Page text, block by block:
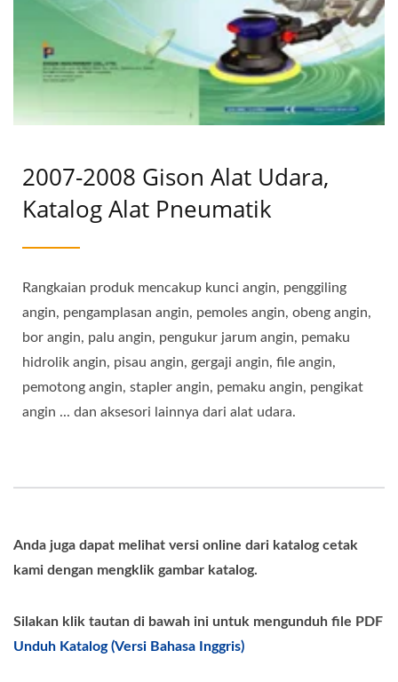
2007-2008 Gison Alat Udara,
Katalog Alat Pneumatik
Rangkaian produk mencakup kunci angin, penggiling
angin, pengamplasan angin, pemoles angin, obeng angin,
bor angin, palu angin, pengukur jarum angin, pemaku
hidrolik angin, pisau angin, gergaji angin, file angin,
pemotong angin, stapler angin, pemaku angin, pengikat
angin ... dan aksesori lainnya dari alat udara.
Anda juga dapat melihat versi online dari katalog cetak
kami dengan mengklik gambar katalog.
Silakan klik tautan di bawah ini untuk mengunduh file PDF
Unduh Katalog (Versi Bahasa Inggris)